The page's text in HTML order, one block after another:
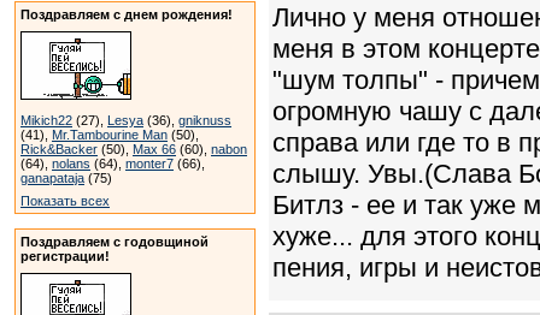
Поздравляем с днем рождения!
Mikich22 (27), Lesya (36), gniknuss
(41), Mr.Tambourine Man (50),
Rick&Backer (50), Max 66 (60), nabon
(64), nolans (64), monter7 (66),
ganapataja (75)
Показать всех
Поздравляем с годовщиной
регистрации!
Лично у меня
меня в этом
"шум толпы" -
огромную чашу с
справа или где то в
слышу. Увы.(Слава
Битлз - ее и так уже
хуже... для этого
пения, игры и